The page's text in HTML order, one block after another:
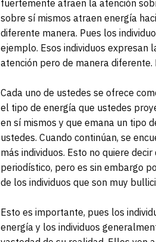
fuertemente atraen la atención
sobre sí mismos atraen energía
diferente manera. Pues los
ejemplo. Esos individuos
atención pero de manera
Cada uno de ustedes se ofrece
el tipo de energía que ustedes
en sí mismos y que emana un tipo
ustedes. Cuando continúan, se
más individuos. Esto no quiere
periodístico, pero es sin embargo
de los individuos que son muy
Esto es importante, pues los
energía y los individuos